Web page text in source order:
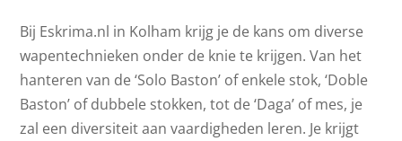
Bij Eskrima.nl in Kolham krijg je de kans om diverse
wapentechnieken onder de knie te krijgen. Van het
hanteren van de ‘Solo Baston’ of enkele stok, ‘Doble
Baston’ of dubbele stokken, tot de ‘Daga’ of mes, je
zal een diversiteit aan vaardigheden leren. Je krijgt